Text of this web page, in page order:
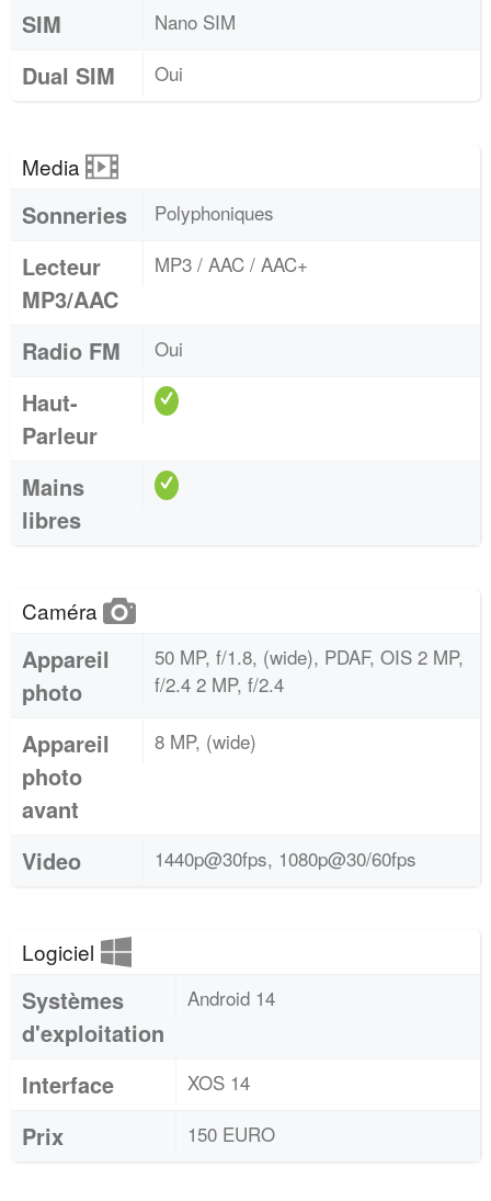
SIM Nano SIM
Dual SIM Oui
Media
Sonneries Polyphoniques
Lecteur
MP3/AAC
MP3 / AAC / AAC+
Radio FM Oui
Haut-
Parleur
Mains
libres
Caméra
Appareil
photo
50 MP, f/1.8, (wide), PDAF, OIS 2 MP,
f/2.4 2 MP, f/2.4
Appareil
photo
avant
8 MP, (wide)
Video 1440p@30fps, 1080p@30/60fps
Logiciel
Systèmes
d'exploitation
Android 14
Interface XOS 14
Prix 150 EURO